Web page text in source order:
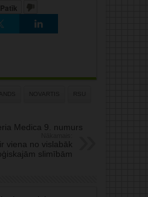
Patīk
NOVARTIS RSU
Medica 9. numurs
viena no vislabāk
slimībām